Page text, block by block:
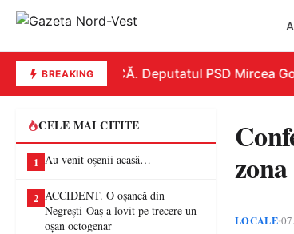
BREAKINGREPLICĂ. Deputatul PSD Mircea
CELE MAI CITITE
1 Au venit oșenii acasă…
2 ACCIDENT. O oșancă din
Negrești-Oaș a lovit pe trecere un
oșan octogenar
LOCALE•